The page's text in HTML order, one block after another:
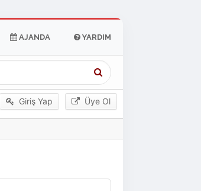
AJANDA YARDIM
Giriş Yap Üye Ol